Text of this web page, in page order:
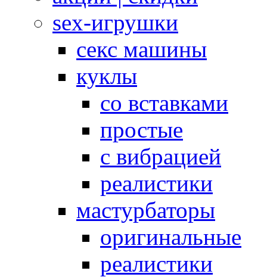
sex-игрушки
секс машины
куклы
со вставками
простые
с вибрацией
реалистики
мастурбаторы
оригинальные
реалистики